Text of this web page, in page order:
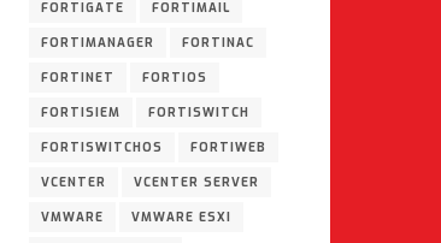
FORTIGATE FORTIMAIL
FORTIMANAGER FORTINAC
FORTINET FORTIOS
FORTISIEM FORTISWITCH
FORTISWITCHOS FORTIWEB
VCENTER VCENTER SERVER
VMWARE VMWARE ESXI